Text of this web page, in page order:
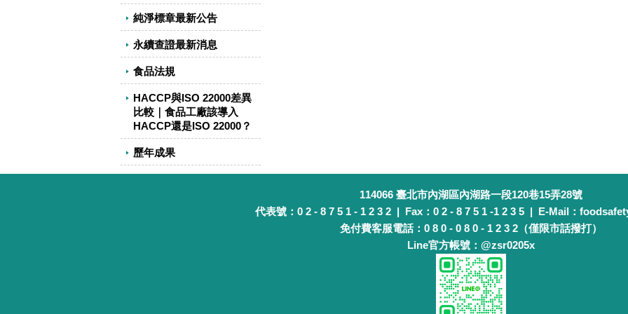
純淨標章最新公告
永續查證最新消息
食品法規
HACCP與ISO 22000差異
比較｜食品工廠該導入
HACCP還是ISO 22000？
歷年成果
114066 臺北市內湖區內湖路一段120巷15弄28號
代表號：0 2 - 8 7 5 1 - 1 2 3 2 | Fax：0 2 - 8 7 5 1 -1 2 3 5 | E-Mail：
免付費客服電話：0 8 0 - 0 8 0 - 1 2 3 2（僅限市話撥打）
Line官方帳號：@zsr0205x